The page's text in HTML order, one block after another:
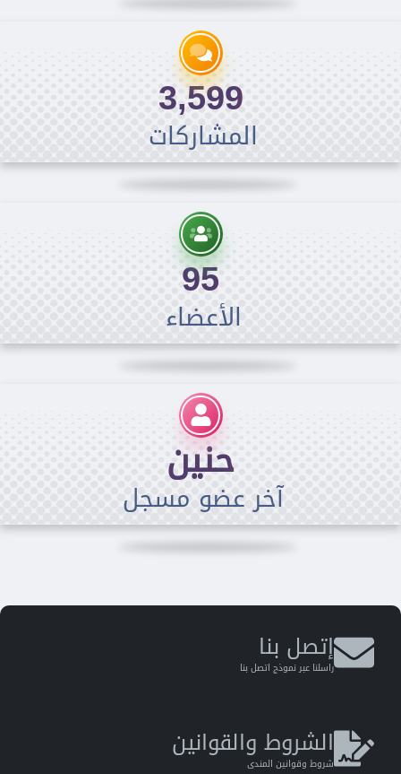
المشاركات
3,599
الأعضاء
95
آخر عضو مسجل
حنين
إتصل بنا
راسلنا عبر نموذج اتصل بنا
الشروط والقوانين
شروط وقوانين المندى